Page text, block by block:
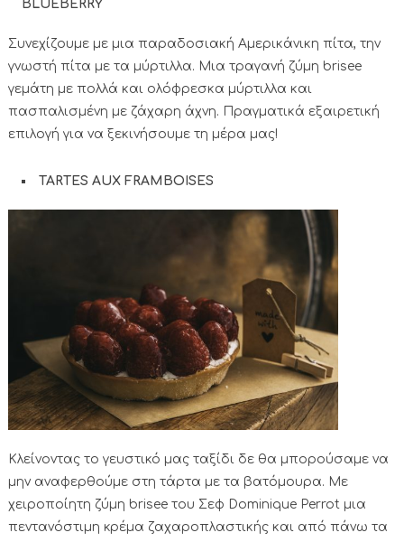
BLUEBERRY
Συνεχίζουμε με μια παραδοσιακή Αμερικάνικη πίτα, την
γνωστή πίτα με τα μύρτιλλα. Μια τραγανή ζύμη brisee
γεμάτη με πολλά και ολόφρεσκα μύρτιλλα και
πασπαλισμένη με ζάχαρη άχνη. Πραγματικά εξαιρετική
επιλογή για να ξεκινήσουμε τη μέρα μας!
TARTES AUX FRAMBOISES
Κλείνοντας το γευστικό μας ταξίδι δε θα μπορούσαμε να
μην αναφερθούμε στη τάρτα με τα βατόμουρα. Με
χειροποίητη ζύμη brisee του Σεφ Dominique Perrot μια
πεντανόστιμη κρέμα ζαχαροπλαστικής και από πάνω τα